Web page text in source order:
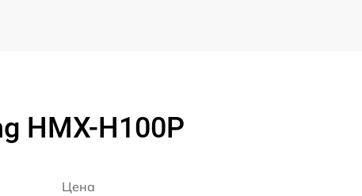
HMX-H100P
Цена